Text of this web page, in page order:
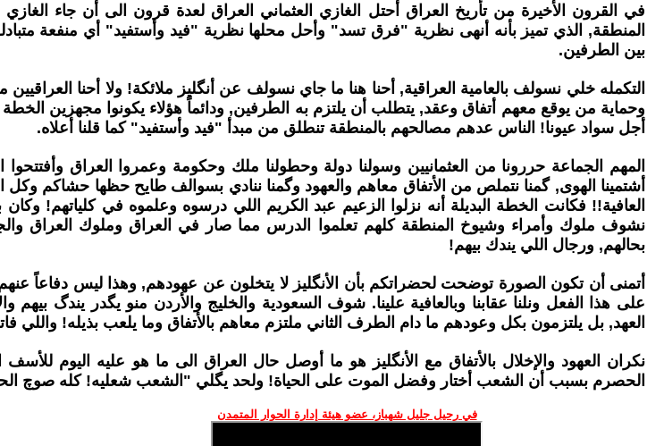
في القرون الأخيرة من تأريخ العراق أحتل الغازي العثماني العراق لعدة قرون الى أن جاء
المنطقة, الذي تميز بأنه أنهى نظرية "فرق تسد" وأحل محلها نظرية "فيد وأستفيد" أي منفعة
بين الطرفين.
التكمله خلي نسولف بالعامية العراقية, أحنا هنا ما جاي نسولف عن أنگليز ملائكة! ولا أحنا
وحماية من يوقع معهم أتفاق وعقد, يتطلب أن يلتزم به الطرفين, ودائماً هؤلاء يكونوا مجهزين
أجل سواد عيونا! الناس عدهم مصالحهم بالمنطقة تنطلق من مبدأ "فيد وأستفيد" كما قلنا أعلاه.
المهم الجماعة حررونا من العثمانيين وسولنا دولة وحطولنا ملك وحكومة وعمروا العراق
أشتمينا الهوى, گمنا نتملص من الأتفاق معاهم والعهود وگمنا ننادي بسوالف طايح حظها حشاكم
العافية!! فكانت الخطة البديلة أنه نزلوا الزعيم عبد الكريم اللي درسوه وعلموه في كلياتهم!
نشوف ملوك وأمراء وشيوخ المنطقة كلهم تعلموا الدرس مما صار في العراق وملوك العراق
بحالهم, ورجال اللي يندك بيهم!
أتمنى أن تكون الصورة توضحت لحضراتكم بأن الأنگليز لا يتخلون عن عهودهم, وهذا ليس دفاعاً
على هذا الفعل ونلنا عقابنا وبالعافية علينا. شوف السعودية والخليج والأردن منو يگدر يندگ
العهد, بل يلتزمون بكل وعودهم ما دام الطرف الثاني ملتزم معاهم بالأتفاق وما يلعب بذيله! واللي
نكران العهود والإخلال بالأتفاق مع الأنگليز هو ما أوصل حال العراق الى ما هو عليه اليوم للأسف
الحصرم بسبب أن الشعب أختار وفضل الموت على الحياة! ولحد يگلي "الشعب شعليه! كله صوچ
في رحيل جليل شهباز، عضو هيئة إدارة الحوار المتمدن